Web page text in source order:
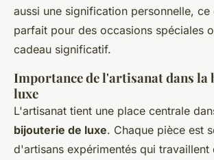
aussi une signification personnelle, ce
parfait pour des occasions spéciales
cadeau significatif.
Importance de l'artisanat dans la
luxe
L'artisanat tient une place centrale
bijouterie de luxe. Chaque pièce est
d'artisans expérimentés qui travaillent